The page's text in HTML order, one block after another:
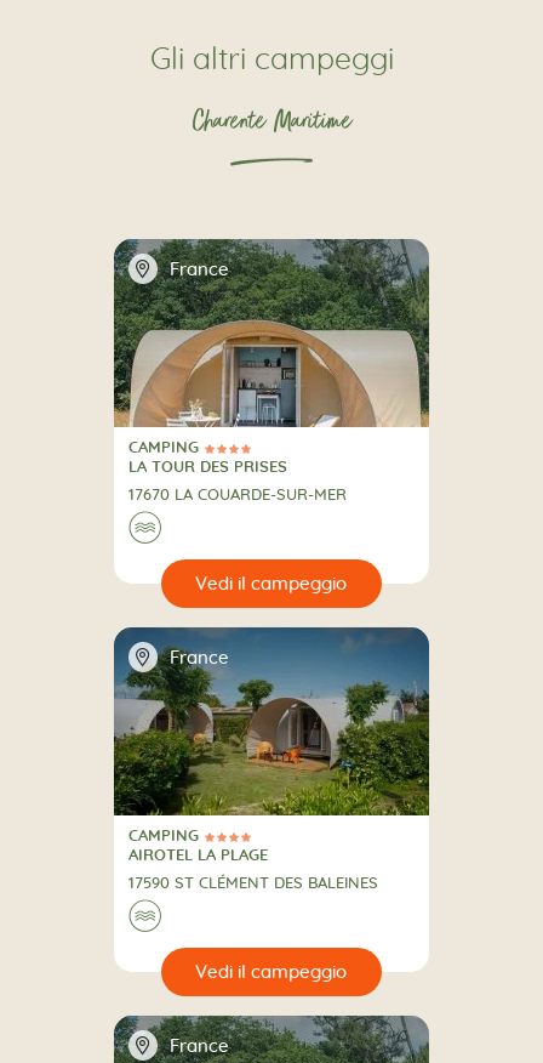
Gli altri campeggi
Charente Maritime
📍 France
4 Stelle
CAMPING
CAMPING
LA TOUR DES PRISES
17670 LA COUARDE-SUR-MER
🌊
📍 France
4 Stelle
CAMPING
CAMPING
AIROTEL LA PLAGE
17590 ST CLÉMENT DES BALEINES
🌊
📍 France